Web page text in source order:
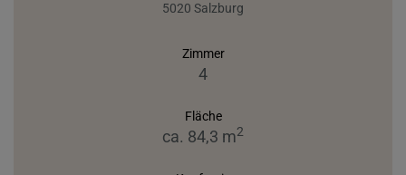
5020 Salzburg
Zimmer
4
Fläche
ca. 84,3 m2